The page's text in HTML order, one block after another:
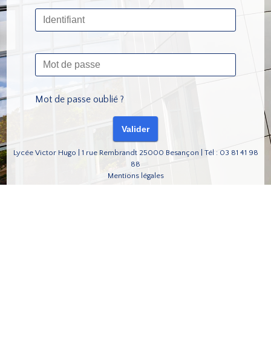
Mot de passe oublié ?
Lycée Victor Hugo | 1 rue Rembrandt 25000 Besançon | Tél : 03 81 41 98
88
Mentions légales